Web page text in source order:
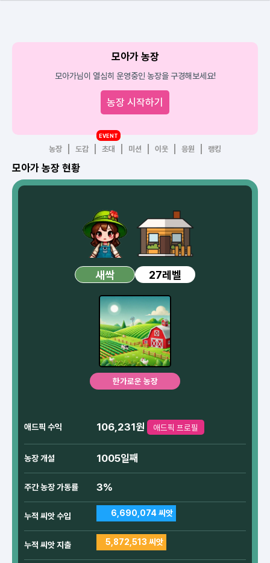
모아가 농장
모아가님이 열심히 운영중인 농장을 구경해보세요!
농장 시작하기
농장 도감 초대
EVENT
미션 이웃 응원 랭킹
모아가 농장 현황
새싹 27레벨
한가로운 농장
애드픽 수익 106,231원 애드픽 프로필
농장 개설 1005일째
주간 농장 가동률 3%
누적 씨앗 수입 6,690,074 씨앗
누적 씨앗 지출 5,872,513 씨앗